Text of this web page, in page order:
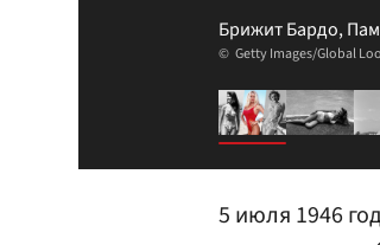
Брижит Бардо,
Getty Images/Global
5 июля 1946